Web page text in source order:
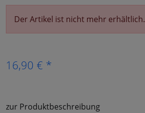
Der Artikel ist nicht mehr erhältlich.
16,90 € *
zur Produktbeschreibung